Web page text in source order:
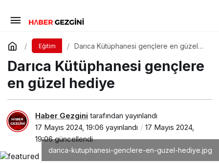
Eğitim
Darıca Kütüphanesi gençlere en güzel
Darıca Kütüphanesi gençlere
en güzel hediye
Haber Gezgini tarafından yayınlandı
17 Mayıs 2024, 19:06 yayınlandı
17 Mayıs 2024,
19:06güncellendi
darica-kutuphanesi-genclere-en-guzel-hediye.jpg